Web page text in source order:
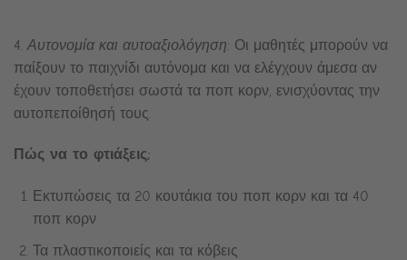
4. Αυτονομία και αυτοαξιολόγηση: Οι μαθητές μπορούν να
παίξουν το παιχνίδι αυτόνομα και να ελέγχουν άμεσα αν
έχουν τοποθετήσει σωστά τα ποπ κορν, ενισχύοντας την
αυτοπεποίθησή τους.
Πώς να το φτιάξεις;
Εκτυπώσεις τα 20 κουτάκια του ποπ κορν και τα 40
ποπ κορν
Τα πλαστικοποιείς και τα κόβεις